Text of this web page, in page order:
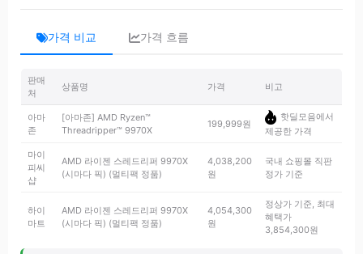
가격 비교 가격 흐름
판매
처
상품명 가격 비고
아마
존
[아마존] AMD Ryzen™
Threadripper™ 9970X
199,999원
핫딜모음에서
제공한 가격
마이
피씨
샵
AMD 라이젠 스레드리퍼 9970X
(시마다 픽) (멀티팩 정품)
4,038,200
원
국내 쇼핑몰 직판
정가 기준
하이
마트
AMD 라이젠 스레드리퍼 9970X
(시마다 픽) (멀티팩 정품)
4,054,300
원
정상가 기준, 최대
혜택가
3,854,300원